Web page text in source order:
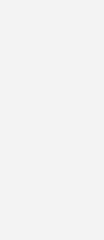
für Solare
Store verfügbar ist.
aktuellen Anteil
für 34 Länder
An einer iOS-
an
der Anteil
nimmt